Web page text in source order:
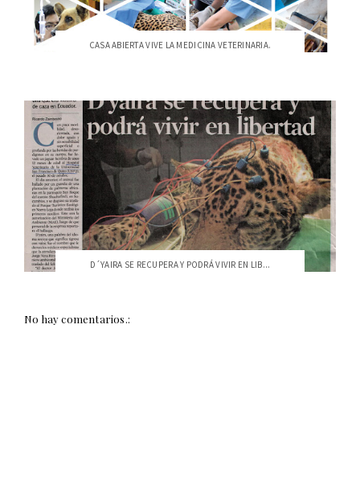
CASA ABIERTA VIVE LA MEDICINA VETERINARIA.
D´YAIRA SE RECUPERA Y PODRÁ VIVIR EN LIB...
No hay comentarios.: